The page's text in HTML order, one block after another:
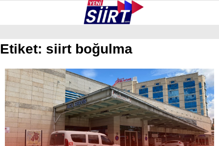
GALERİ VİDEO YAZARLAR
KURTALAN
ERUH
BAYKAN
PERVARI
Etiket: siirt boğulma